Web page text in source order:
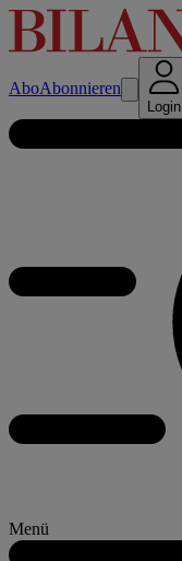
AboAbonnieren
Login
Menü